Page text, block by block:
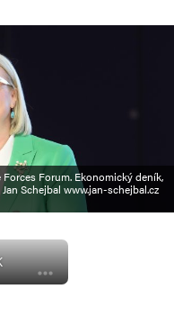
Forum. Ekonomický deník,
Schejbal www.jan-schejbal.cz